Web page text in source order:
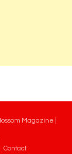
Magazine |
Contact